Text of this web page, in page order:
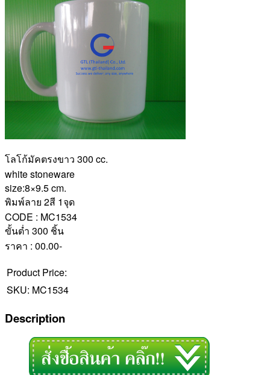
โลโก้มัคตรงขาว 300 cc.
white stoneware
size:8×9.5 cm.
พิมพ์ลาย 2สี 1จุด
CODE : MC1534
ขั้นต่ำ 300 ชิ้น
ราคา : 00.00-
Product Price:
SKU: MC1534
Description